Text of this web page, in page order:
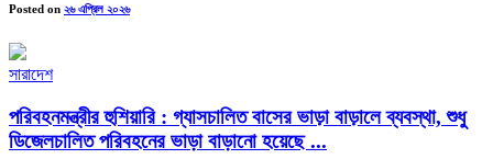
Posted on ২৬ এপ্রিল ২০২৬
সারাদেশ
পরিবহনমন্ত্রীর হুশিয়ারি : গ্যাসচালিত বাসের ভাড়া বাড়ালে ব্যবস্থা, শুধু
ডিজেলচালিত পরিবহনের ভাড়া বাড়ানো হয়েছে ...